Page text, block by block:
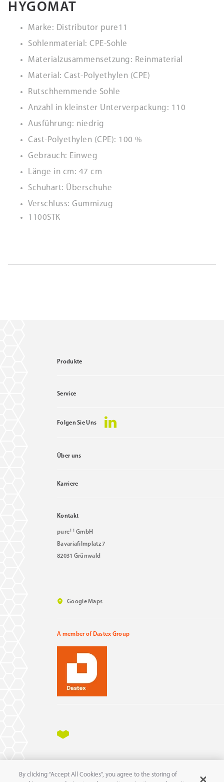
HYGOMAT
Marke: Distributor pure11
Sohlenmaterial: CPE-Sohle
Materialzusammensetzung: Reinmaterial
Material: Cast-Polyethylen (CPE)
Rutschhemmende Sohle
Anzahl in kleinster Unterverpackung: 110
Ausführung: niedrig
Cast-Polyethylen (CPE): 100 %
Gebrauch: Einweg
Länge in cm: 47 cm
Schuhart: Überschuhe
Verschluss: Gummizug
1100STK
Produkte
Service
Folgen Sie Uns
Über uns
Karriere
Kontakt
pure11 GmbH
Bavariafilmplatz 7
82031 Grünwald
Google Maps
A member of Dastex Group
Impressum Datenschutz AEB
By clicking “Accept All Cookies”, you agree to the storing of